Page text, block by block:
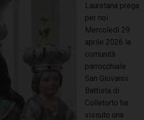
Lauretana prega
per noi
Mercoledì 29
aprile 2026 la
comunità
parrocchiale
San Giovanni
Battista di
Colletorto ha
vissuto una